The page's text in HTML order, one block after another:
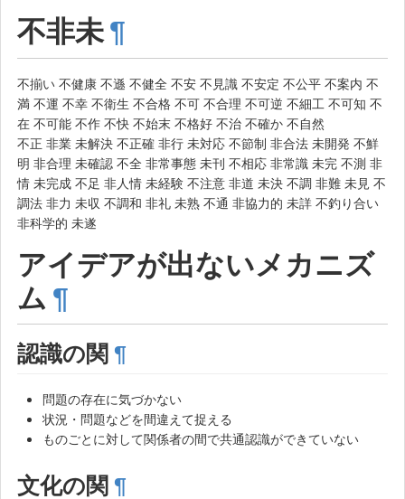
不非未¶
不揃い 不健康 不遜 不健全 不安 不見識 不安定 不公平 不案内 不
満 不運 不幸 不衛生 不合格 不可 不合理 不可逆 不細工 不可知 不
在 不可能 不作 不快 不始末 不格好 不治 不確か 不自然
不正 非業 未解決 不正確 非行 未対応 不節制 非合法 未開発 不鮮
明 非合理 未確認 不全 非常事態 未刊 不相応 非常識 未完 不測 非
情 未完成 不足 非人情 未経験 不注意 非道 未決 不調 非難 未見 不
調法 非力 未収 不調和 非礼 未熟 不通 非協力的 未詳 不釣り合い
非科学的 未遂
アイデアが出ないメカニズ
ム ¶
認識の関 ¶
問題の存在に気づかない
状況・問題などを間違えて捉える
ものごとに対して関係者の間で共通認識ができていない
文化の関 ¶